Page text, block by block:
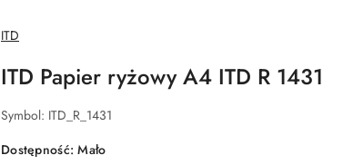
NAZWA
PRODUCENTA:
ITD
ITD Papier ryżowy A4 ITD R 1431
Symbol: ITD_R_1431
Dostępność:Mało